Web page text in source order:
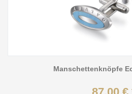
Manschettenknöpfe